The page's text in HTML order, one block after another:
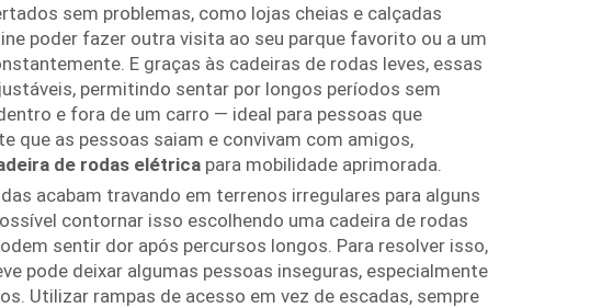
sem problemas, como lojas cheias e calçadas
poder fazer outra visita ao seu parque favorito ou a um
E graças às cadeiras de rodas leves, essas
permitindo sentar por longos períodos sem
e fora de um carro — ideal para pessoas que
que as pessoas saiam e convivam com amigos,
de rodas elétrica para mobilidade aprimorada.
acabam travando em terrenos irregulares para alguns
contornar isso escolhendo uma cadeira de rodas
sentir dor após percursos longos. Para resolver isso,
pode deixar algumas pessoas inseguras, especialmente
Utilizar rampas de acesso em vez de escadas, sempre